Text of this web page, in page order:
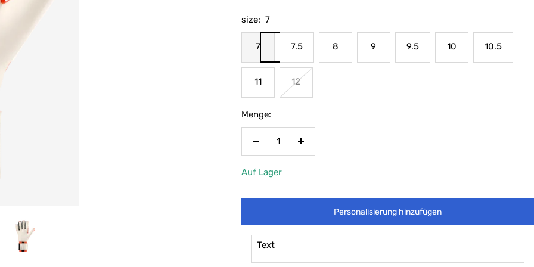
size: 7
7 7.5 8 9 9.5 10 10.5
11 12
Menge:
Menge
Menge
Auf Lager
Personalisierung hinzufügen
Text